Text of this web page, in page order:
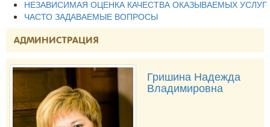
НЕЗАВИСИМАЯ ОЦЕНКА КАЧЕСТВА ОКАЗЫВАЕМЫХ УСЛУГ
ЧАСТО ЗАДАВАЕМЫЕ ВОПРОСЫ
АДМИНИСТРАЦИЯ
Гришина Надежда
Владимировна